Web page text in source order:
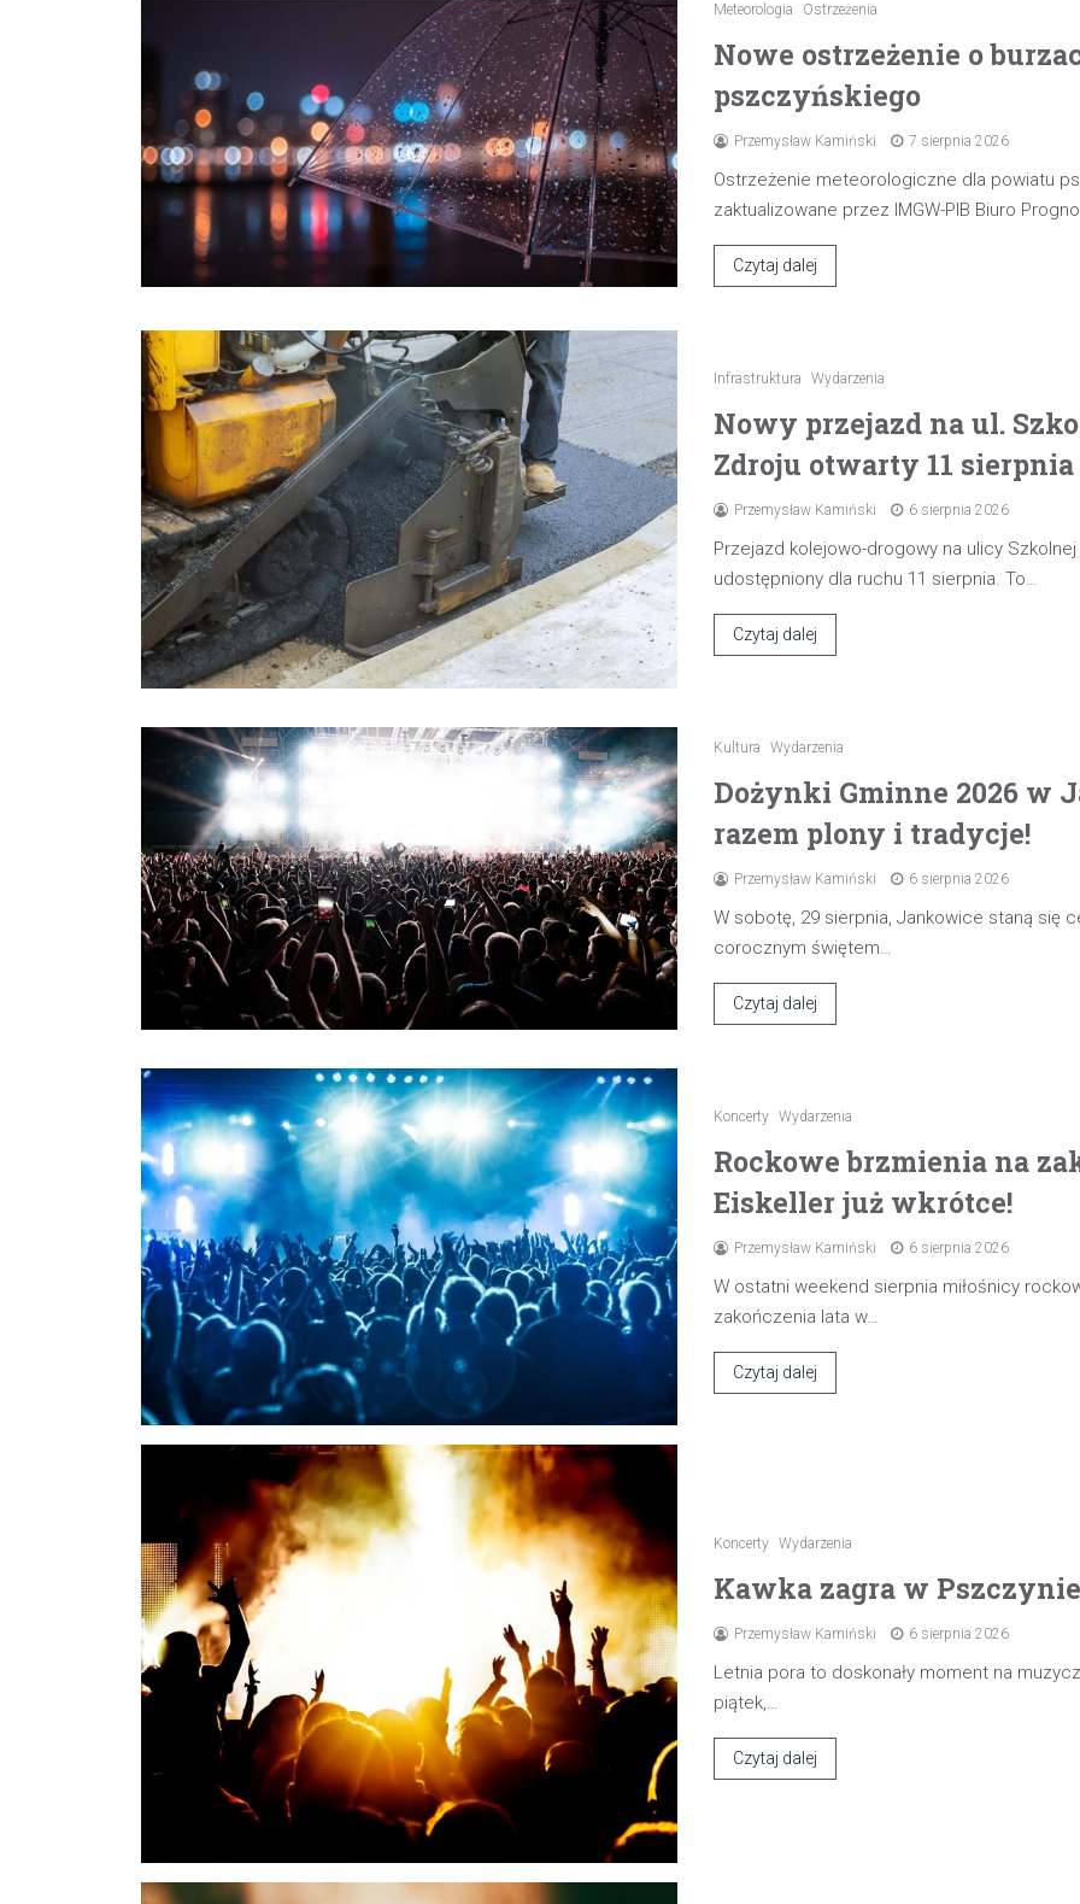
Meteorologia Ostrzeżenia
Nowe ostrzeżenie o
pszczyńskiego
Przemysław Kamiński 7 sierpnia 2026
Ostrzeżenie meteorologiczne dla powiatu
zaktualizowane przez IMGW-PIB Biuro
Czytaj dalej
Infrastruktura Wydarzenia
Nowy przejazd na ul.
Zdroju otwarty 11 sierpnia
Przemysław Kamiński 6 sierpnia 2026
Przejazd kolejowo-drogowy na ulicy
udostępniony dla ruchu 11 sierpnia. To…
Czytaj dalej
Kultura Wydarzenia
Dożynki Gminne 2026 w
razem plony i tradycje!
Przemysław Kamiński 6 sierpnia 2026
W sobotę, 29 sierpnia, Jankowice staną się
corocznym świętem…
Czytaj dalej
Koncerty Wydarzenia
Rockowe brzmienia na
Eiskeller już wkrótce!
Przemysław Kamiński 6 sierpnia 2026
W ostatni weekend sierpnia miłośnicy
zakończenia lata w…
Czytaj dalej
Koncerty Wydarzenia
Kawka zagra w
Przemysław Kamiński 6 sierpnia 2026
Letnia pora to doskonały moment na
piątek,…
Czytaj dalej